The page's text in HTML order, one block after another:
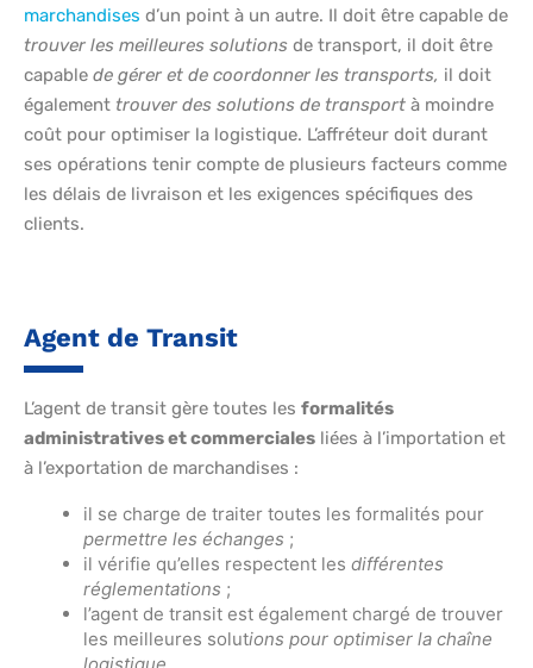
marchandises d’un point à un autre. Il doit être capable de
trouver les meilleures solutions de transport, il doit être
capable de gérer et de coordonner les transports, il doit
également trouver des solutions de transport à moindre
coût pour optimiser la logistique. L’affréteur doit durant
ses opérations tenir compte de plusieurs facteurs comme
les délais de livraison et les exigences spécifiques des
clients.
Agent de Transit
L’agent de transit gère toutes les formalités
administratives et commerciales liées à l’importation et
à l’exportation de marchandises :
il se charge de traiter toutes les formalités pour
permettre les échanges ;
il vérifie qu’elles respectent les différentes
réglementations ;
l’agent de transit est également chargé de trouver
les meilleures solutions pour optimiser la chaîne